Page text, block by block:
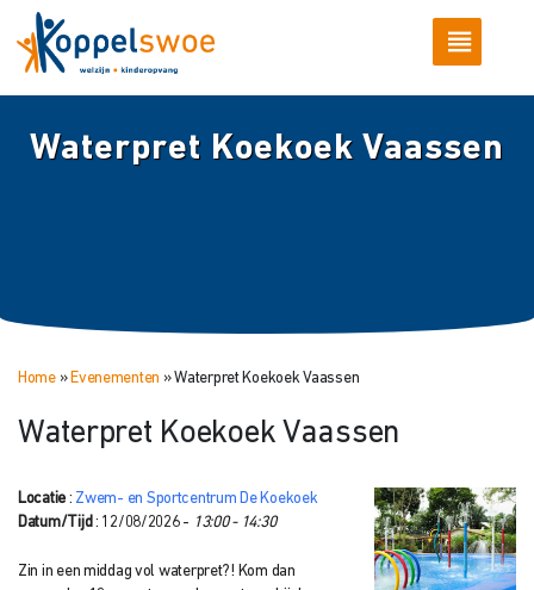
Waterpret Koekoek Vaassen
Home» Evenementen »Waterpret Koekoek Vaassen
Waterpret Koekoek Vaassen
Locatie : Zwem- en Sportcentrum De Koekoek
Datum/Tijd : 12/08/2026 - 13:00 - 14:30
Zin in een middag vol waterpret?! Kom dan